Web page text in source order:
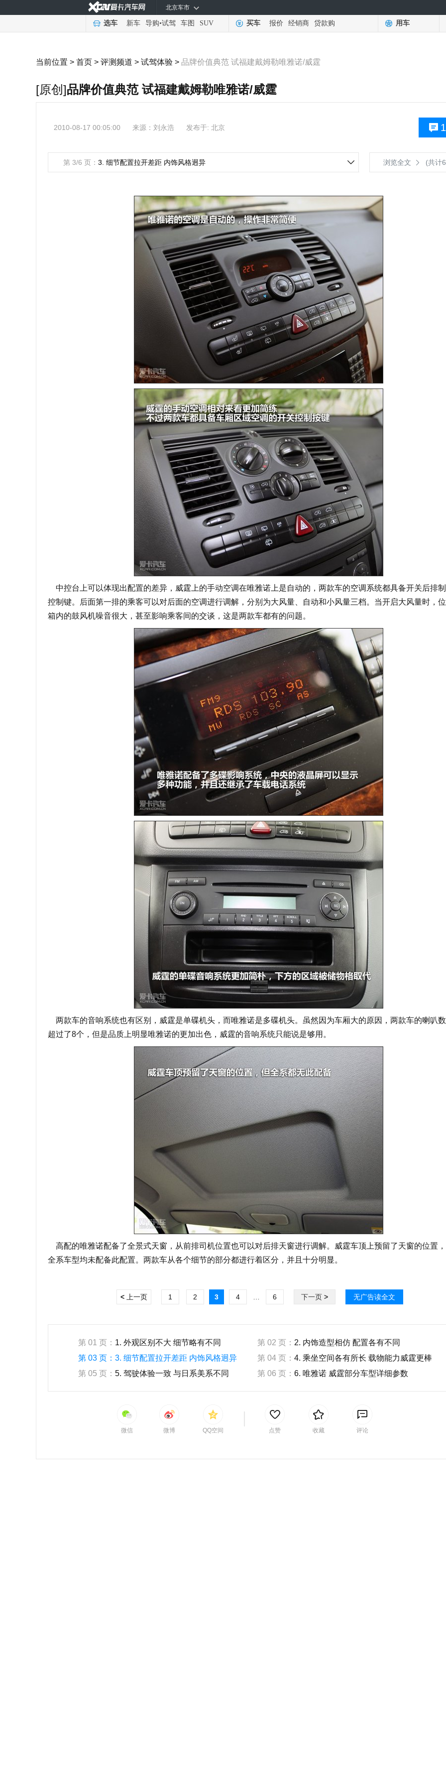
北京车市
选车 新车 导购•试驾 车图 SUV 买车 报价 经销商 贷款购 用车
当前位置 > 首页 > 评测频道 > 试驾体验 > 品牌价值典范 试福建戴姆勒唯雅诺/威霆
[原创]品牌价值典范 试福建戴姆勒唯雅诺/威霆
2010-08-17 00:05:00 来源： 刘永浩 发布于: 北京
第 3/6 页： 3. 细节配置拉开差距 内饰风格迥异 浏览全文 (共计
中控台上可以体现出配置的差异，威霆上的手动空调在唯雅诺上是自动的，两款车的空调系统都具备开关后排
控制键。后面第一排的乘客可以对后面的空调进行调解，分别为大风量、自动和小风量三档。当开启大风量时，
箱内的鼓风机噪音很大，甚至影响乘客间的交谈，这是两款车都有的问题。
两款车的音响系统也有区别，威霆是单碟机头，而唯雅诺是多碟机头。虽然因为车厢大的原因，两款车的喇叭
超过了8个，但是品质上明显唯雅诺的更加出色，威霆的音响系统只能说是够用。
高配的唯雅诺配备了全景式天窗，从前排司机位置也可以对后排天窗进行调解。威霆车顶上预留了天窗的位置
全系车型均未配备此配置。两款车从各个细节的部分都进行着区分，并且十分明显。
< 上一页 1 2 3 4 6 下一页 > 无广告读全文
第 01 页： 1. 外观区别不大 细节略有不同 第 02 页： 2. 内饰造型相仿 配置各有不同
第 03 页： 3. 细节配置拉开差距 内饰风格迥异 第 04 页： 4. 乘坐空间各有所长 载物能力威霆更棒
第 05 页： 5. 驾驶体验一致 与日系美系不同 第 06 页： 6. 唯雅诺 威霆部分车型详细参数
微信 微博 QQ空间 点赞 收藏 评论